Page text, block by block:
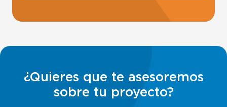
¿Quieres que te asesoremos
sobre tu proyecto?